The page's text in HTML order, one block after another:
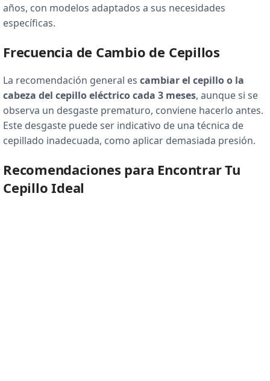
años, con modelos adaptados a sus necesidades
específicas.
Frecuencia de Cambio de Cepillos
La recomendación general es cambiar el cepillo o la
cabeza del cepillo eléctrico cada 3 meses, aunque si se
observa un desgaste prematuro, conviene hacerlo antes.
Este desgaste puede ser indicativo de una técnica de
cepillado inadecuada, como aplicar demasiada presión.
Recomendaciones para Encontrar Tu
Cepillo Ideal